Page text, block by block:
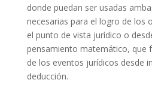
donde puedan ser usadas
necesarias para el logro de los
el punto de vista jurídico o
pensamiento matemático, que
de los eventos jurídicos desde
deducción.